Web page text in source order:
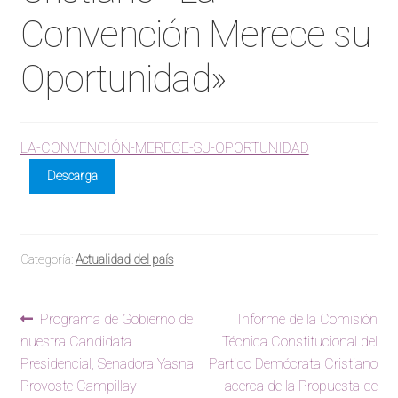
Convención Merece su
Oportunidad»
LA-CONVENCIÓN-MERECE-SU-OPORTUNIDAD
Descarga
Categoría:Actualidad del país
Navegación
de
Anterior:
Programa de Gobierno de
nuestra Candidata
Presidencial, Senadora Yasna
Provoste Campillay
Siguiente:
Informe de la Comisión
Técnica Constitucional del
Partido Demócrata Cristiano
acerca de la Propuesta de